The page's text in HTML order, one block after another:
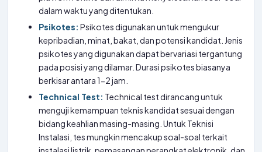
dalam waktu yang ditentukan.
Psikotes: Psikotes digunakan untuk mengukur
kepribadian, minat, bakat, dan potensi kandidat. Jenis
psikotes yang digunakan dapat bervariasi tergantung
pada posisi yang dilamar. Durasi psikotes biasanya
berkisar antara 1-2 jam.
Technical Test: Technical test dirancang untuk
menguji kemampuan teknis kandidat sesuai dengan
bidang keahlian masing-masing. Untuk Teknisi
Instalasi, tes mungkin mencakup soal-soal terkait